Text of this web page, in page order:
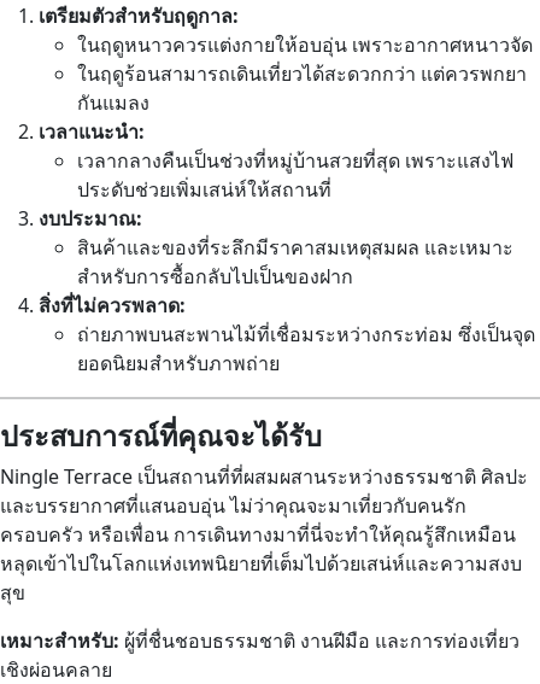
เตรียมตัวสำหรับฤดูกาล:
ในฤดูหนาวควรแต่งกายให้อบอุ่น เพราะอากาศหนาวจัด
ในฤดูร้อนสามารถเดินเที่ยวได้สะดวกกว่า แต่ควรพกยา
กันแมลง
เวลาแนะนำ:
เวลากลางคืนเป็นช่วงที่หมู่บ้านสวยที่สุด เพราะแสงไฟ
ประดับช่วยเพิ่มเสน่ห์ให้สถานที่
งบประมาณ:
สินค้าและของที่ระลึกมีราคาสมเหตุสมผล และเหมาะ
สำหรับการซื้อกลับไปเป็นของฝาก
สิ่งที่ไม่ควรพลาด:
ถ่ายภาพบนสะพานไม้ที่เชื่อมระหว่างกระท่อม ซึ่งเป็นจุด
ยอดนิยมสำหรับภาพถ่าย
ประสบการณ์ที่คุณจะได้รับ
Ningle Terrace เป็นสถานที่ที่ผสมผสานระหว่างธรรมชาติ ศิลปะ
และบรรยากาศที่แสนอบอุ่น ไม่ว่าคุณจะมาเที่ยวกับคนรัก
ครอบครัว หรือเพื่อน การเดินทางมาที่นี่จะทำให้คุณรู้สึกเหมือน
หลุดเข้าไปในโลกแห่งเทพนิยายที่เต็มไปด้วยเสน่ห์และความสงบ
สุข
เหมาะสำหรับ: ผู้ที่ชื่นชอบธรรมชาติ งานฝีมือ และการท่องเที่ยว
เชิงผ่อนคลาย